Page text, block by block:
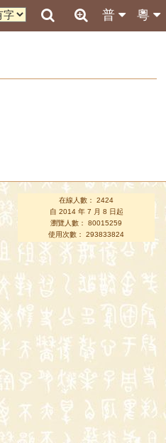
粵
普
在線人數： 2424
自 2014 年 7 月 8 日起
瀏覽人數： 80015259
使用次數： 293833824